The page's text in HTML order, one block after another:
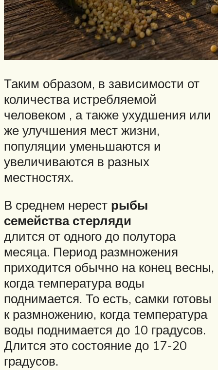
Таким образом, в зависимости от
количества истребляемой
человеком , а также ухудшения или
же улучшения мест жизни,
популяции уменьшаются и
увеличиваются в разных
местностях.
В среднем нерест рыбы
семейства стерляди
длится от одного до полутора
месяца. Период размножения
приходится обычно на конец весны,
когда температура воды
поднимается. То есть, самки готовы
к размножению, когда температура
воды поднимается до 10 градусов.
Длится это состояние до 17-20
градусов.